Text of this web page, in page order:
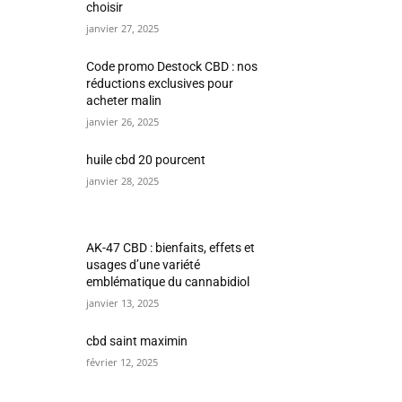
choisir
janvier 27, 2025
Code promo Destock CBD : nos
réductions exclusives pour
acheter malin
janvier 26, 2025
huile cbd 20 pourcent
janvier 28, 2025
AK-47 CBD : bienfaits, effets et
usages d’une variété
emblématique du cannabidiol
janvier 13, 2025
cbd saint maximin
février 12, 2025